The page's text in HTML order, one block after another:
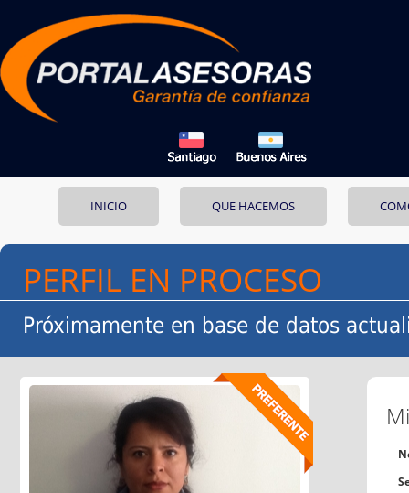
INICIO QUE HACEMOS
PERFIL EN PROCESO
Próximamente en base de datos